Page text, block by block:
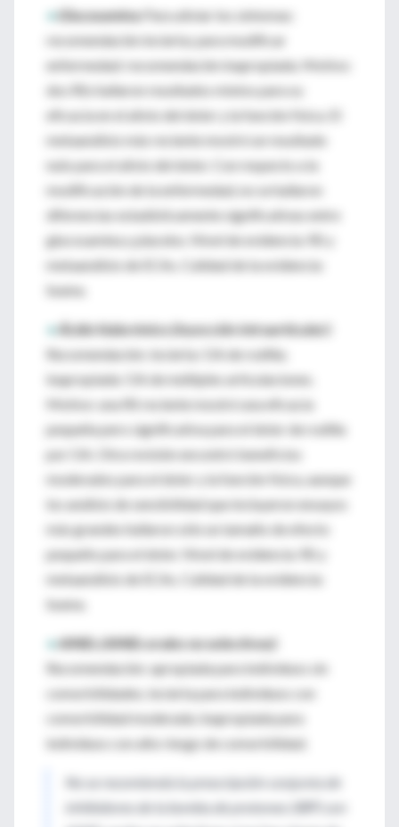
•Glucosamina: Para aliviar los síntomas:
recomendación incierta; para modificar
enfermedad
recomendación inapropiada. Motivo:
dos RSs hallaron resultados mixtos para su
eficacia en el alivio del dolor y la función física. El
metaanálisis más reciente mostró un resultado
nulo para el alivio del dolor. Con respecto a la
modificación de la enfermedad, no se hallaron
diferencias estadísticamente significativas entre
glucosamina y placebo. Nivel de evidencia: RS y
metaanálisis de ECAs. Calidad de la evidencia:
buena.
•Ácido hialurónico (inyección intraarticular):
Recomendación: incierta: OA de rodilla;
inapropiada: OA de múltiples articulaciones.
Motivo: una RS reciente mostró una eficacia
pequeña pero significativa para el dolor de rodilla
por OA. Otra revisión encontró beneficios
moderados para el dolor y la función física, aunque
los análisis de sensibilidad que incluyeron ensayos
más grandes hallaron sólo un tamaño de efecto
pequeño para el dolor. Nivel de evidencia: RS y
metaanálisis de ECAs. Calidad de la evidencia:
buena.
•AINEs (AINEs orales no selectivos)
Recomendación: apropiada para individuos sin
comorbilidades; incierta para individuos con
comorbilidad moderada; inapropiada para
individuos con alto riesgo de comorbilidad.
No se recomienda la prescripción conjunta de
inhibidores de la bomba de protones (IBP) con